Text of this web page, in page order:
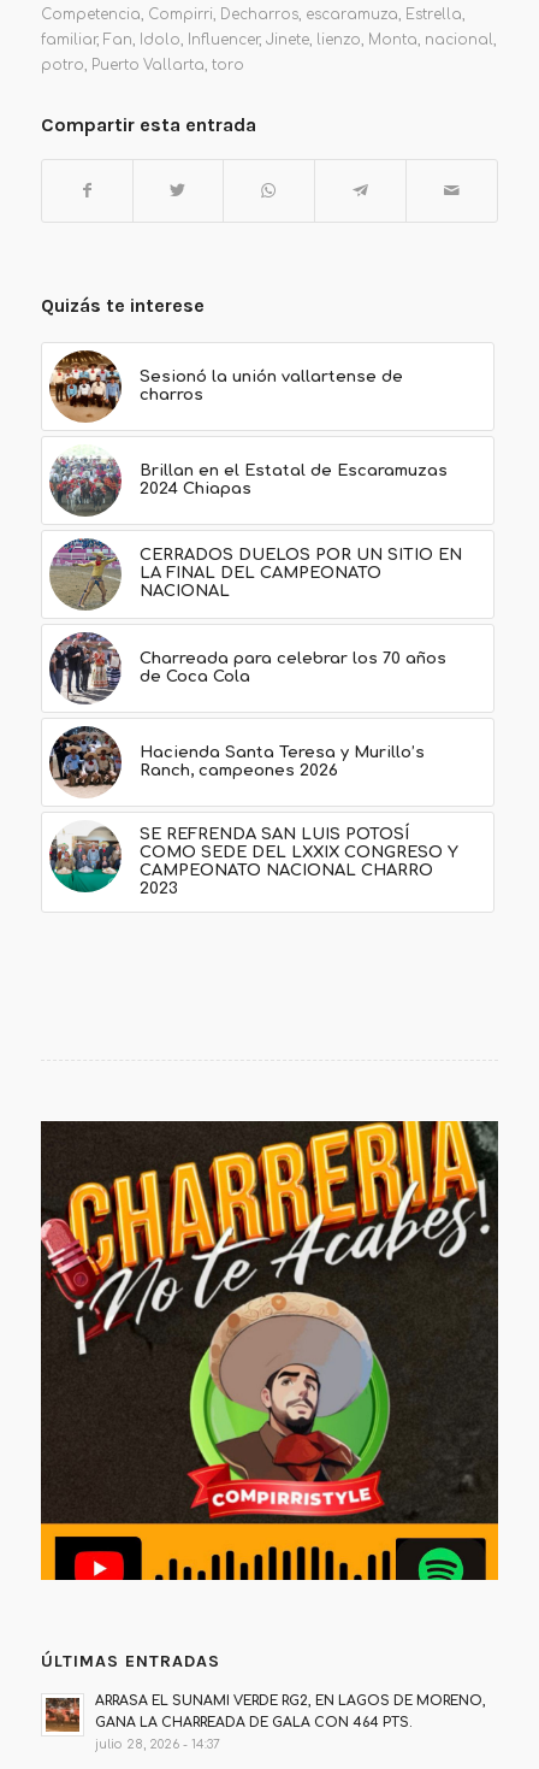
Competencia, Compirri, Decharros, escaramuza, Estrella,
familiar, Fan, Idolo, Influencer, Jinete, lienzo, Monta, nacional,
potro, Puerto Vallarta, toro
Compartir esta entrada
Quizás te interese
Sesionó la unión vallartense de
charros
Brillan en el Estatal de Escaramuzas
2024 Chiapas
CERRADOS DUELOS POR UN SITIO EN
LA FINAL DEL CAMPEONATO
NACIONAL
Charreada para celebrar los 70 años
de Coca Cola
Hacienda Santa Teresa y Murillo’s
Ranch, campeones 2026
SE REFRENDA SAN LUIS POTOSÍ
COMO SEDE DEL LXXIX CONGRESO Y
CAMPEONATO NACIONAL CHARRO
2023
ÚLTIMAS ENTRADAS
ARRASA EL SUNAMI VERDE RG2, EN LAGOS DE MORENO,
GANA LA CHARREADA DE GALA CON 464 PTS.
julio 28, 2026 - 14:37